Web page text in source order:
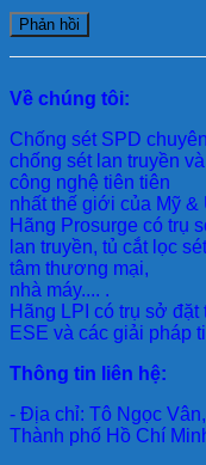
Về chúng tôi:
Chống sét SPD
chống sét lan truyền
công nghệ tiên tiên
nhất thế giới của Mỹ &
Hãng Prosurge có trụ
lan truyền, tủ cắt lọc
tâm thương mại,
nhà máy.... .
Hãng LPI có trụ sở đặt
ESE và các giải pháp
Thông tin liên hệ:
- Địa chỉ: Tô Ngọc
Thành phố Hồ Chí